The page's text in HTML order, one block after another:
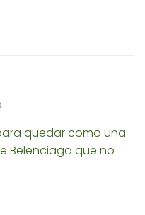
quedar como una
Belenciaga que no